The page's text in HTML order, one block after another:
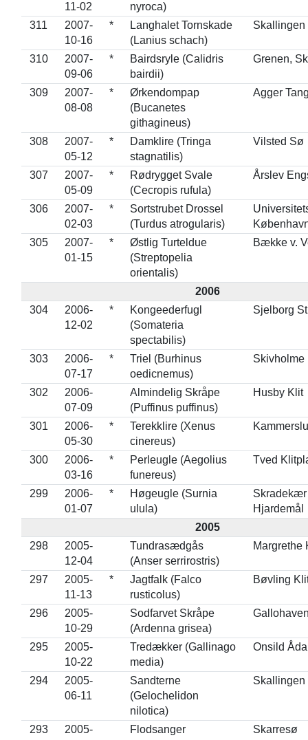
11-02
nyroca)
311
2007-
10-16
*
Langhalet Tornskade
(Lanius schach)
Skallingen
310
2007-
09-06
*
Bairdsryle (Calidris
bairdii)
Grenen,
309
2007-
08-08
*
Ørkendompap
(Bucanetes
githagineus)
Agger
308
2007-
05-12
*
Damklire (Tringa
stagnatilis)
Vilsted Sø
307
2007-
05-09
*
Rødrygget Svale
(Cecropis rufula)
Årslev
306
2007-
02-03
*
Sortstrubet Drossel
(Turdus atrogularis)
305
2007-
01-15
*
Østlig Turteldue
(Streptopelia
orientalis)
Bække v.
2006
304
2006-
12-02
*
Kongeederfugl
(Somateria
spectabilis)
Sjelborg
303
2006-
07-17
*
Triel (Burhinus
oedicnemus)
Skivholme
302
2006-
07-09
Almindelig Skråpe
(Puffinus puffinus)
Husby Klit
301
2006-
05-30
*
Terekklire (Xenus
cinereus)
300
2006-
03-16
*
Perleugle (Aegolius
funereus)
Tved
299
2006-
01-07
*
Høgeugle (Surnia
ulula)
Skradekær
Hjardemål
2005
298
2005-
12-04
Tundrasædgås
(Anser serrirostris)
Margrethe
297
2005-
11-13
*
Jagtfalk (Falco
rusticolus)
Bøvling
296
2005-
10-29
Sodfarvet Skråpe
(Ardenna grisea)
295
2005-
10-22
Tredækker (Gallinago
media)
Onsild
294
2005-
06-11
Sandterne
(Gelochelidon
nilotica)
Skallingen
293
2005-
Flodsanger
Skarresø